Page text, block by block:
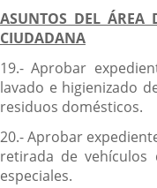
ASUNTOS DEL ÁREA
CIUDADANA
19.- Aprobar
lavado e higienizado
residuos domésticos.
20.- Aprobar
retirada de
especiales.